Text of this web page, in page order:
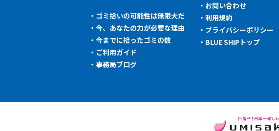
ゴミ拾いの可能性は無限大だ
今、あなたの力が必要な理由
今までに拾ったゴミの数
ご利用ガイド
事務局ブログ
お問い合わせ
利用規約
プライバシーポリシー
BLUE SHIPトップ